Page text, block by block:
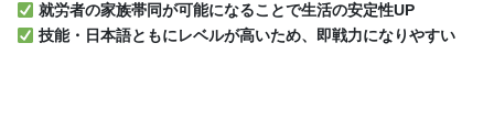
就労者の家族帯同が可能になることで生活の安定性UP
技能・日本語ともにレベルが高いため、即戦力になりやすい